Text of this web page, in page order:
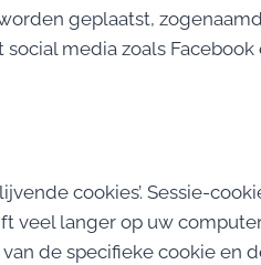
geplaatst,
media zoals
cookies’. Sessie-
veel langer op uw
de specifieke cookie en